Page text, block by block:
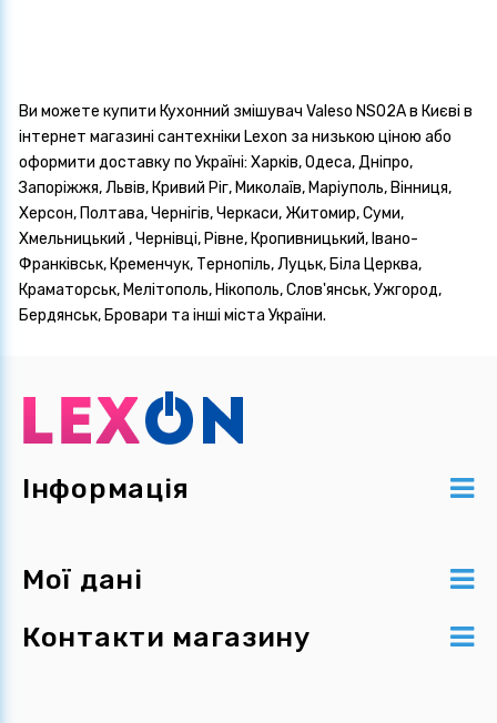
Ви можете купити Кухонний змішувач Valeso NS02A в Києві в
інтернет магазині сантехніки Lexon за низькою ціною або
оформити доставку по Україні: Харків, Одеса, Дніпро,
Запоріжжя, Львів, Кривий Ріг, Миколаїв, Маріуполь, Вінниця,
Херсон, Полтава, Чернігів, Черкаси, Житомир, Суми,
Хмельницький , Чернівці, Рівне, Кропивницький, Івано-
Франківськ, Кременчук, Тернопіль, Луцьк, Біла Церква,
Краматорськ, Мелітополь, Нікополь, Слов'янськ, Ужгород,
Бердянськ, Бровари та інші міста України.
Інформація
Мої дані
Контакти магазину